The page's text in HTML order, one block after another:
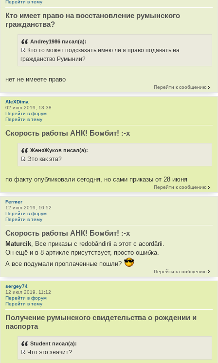
и
т
а
ы
Перейти в тему
Кто имеет право на восстановление румынского
гражданства?
Andrey1986 писал(а):
И
о
ч
н
и
к
ц
и
т
а
т
Кто то может подсказать имею ли я право подавать на
гражданство Румынии?
нет не имеете право
Перейти к сообщению
AleXDima
02 июл 2019, 13:38
Перейти в форум
Перейти в тему
Скорость работы АНК! Бомбит! :-x
ЖеняЖуков писал(а):
И
т
о
н
и
к
ц
и
т
а
Это как эта?
по факту опубликовали сегодня, но сами приказы от 28 июня
Перейти к сообщению
Fermer
12 июл 2019, 10:52
Перейти в форум
Перейти в тему
Скорость работы АНК! Бомбит! :-x
Maturcik, Все приказы с redobândirii а этот с acordării.
Он ещё и в 8 артикле присутствует, просто ошибка.
А все подумали проплаченные пошли?
Перейти к сообщению
sergey74
12 июл 2019, 11:12
Перейти в форум
Перейти в тему
Получение румынского свидетельства о рождении и
паспорта
Student писал(а):
И
Что это значит?